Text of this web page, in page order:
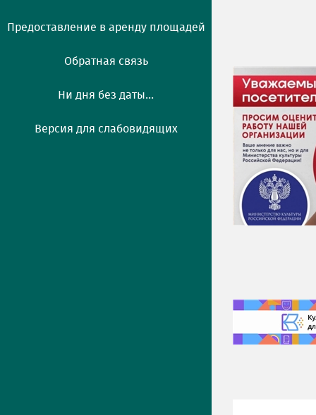
Предоставление в аренду площадей
Обратная связь
Ни дня без даты...
Версия для слабовидящих